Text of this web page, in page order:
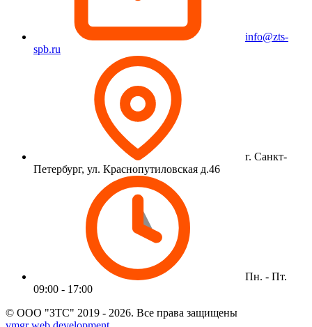
info@zts-
spb.ru
г. Санкт-
Петербург, ул. Краснопутиловская д.46
Пн. - Пт.
09:00 - 17:00
© ООО "ЗТС" 2019 - 2026. Все права защищены